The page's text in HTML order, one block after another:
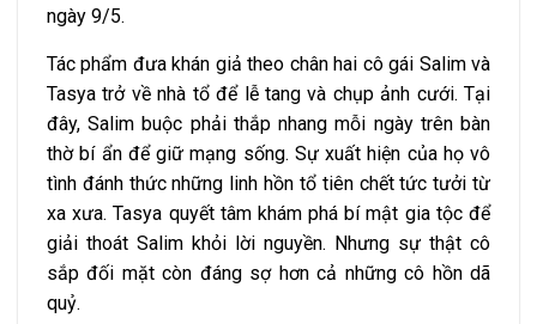
ngày 9/5.
Tác phẩm đưa khán giả theo chân hai cô gái Salim và
Tasya trở về nhà tổ để lễ tang và chụp ảnh cưới. Tại
đây, Salim buộc phải thắp nhang mỗi ngày trên bàn
thờ bí ẩn để giữ mạng sống. Sự xuất hiện của họ vô
tình đánh thức những linh hồn tổ tiên chết tức tưởi từ
xa xưa. Tasya quyết tâm khám phá bí mật gia tộc để
giải thoát Salim khỏi lời nguyền. Nhưng sự thật cô
sắp đối mặt còn đáng sợ hơn cả những cô hồn dã
quỷ.